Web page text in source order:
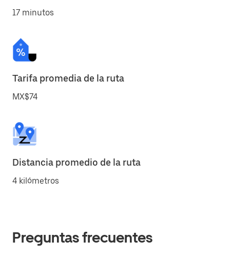
17 minutos
Tarifa promedia de la ruta
MX$74
Distancia promedio de la ruta
4 kilómetros
Preguntas frecuentes